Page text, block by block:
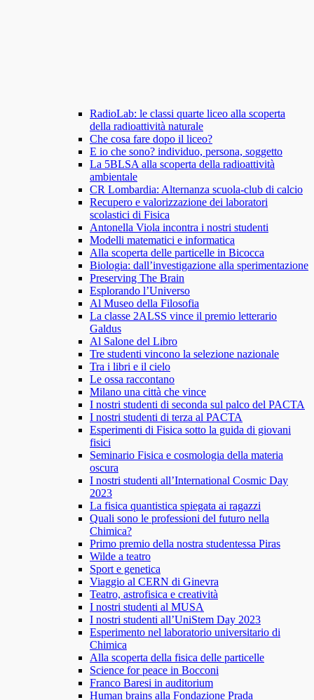
RadioLab: le classi quarte liceo alla scoperta
della radioattività naturale
Che cosa fare dopo il liceo?
E io che sono? individuo, persona, soggetto
La 5BLSA alla scoperta della radioattività
ambientale
CR Lombardia: Alternanza scuola-club di calcio
Recupero e valorizzazione dei laboratori
scolastici di Fisica
Antonella Viola incontra i nostri studenti
Modelli matematici e informatica
Alla scoperta delle particelle in Bicocca
Biologia: dall’investigazione alla sperimentazione
Preserving The Brain
Esplorando l’Universo
Al Museo della Filosofia
La classe 2ALSS vince il premio letterario
Galdus
Al Salone del Libro
Tre studenti vincono la selezione nazionale
Tra i libri e il cielo
Le ossa raccontano
Milano una città che vince
I nostri studenti di seconda sul palco del PACTA
I nostri studenti di terza al PACTA
Esperimenti di Fisica sotto la guida di giovani
fisici
Seminario Fisica e cosmologia della materia
oscura
I nostri studenti all’International Cosmic Day
2023
La fisica quantistica spiegata ai ragazzi
Quali sono le professioni del futuro nella
Chimica?
Primo premio della nostra studentessa Piras
Wilde a teatro
Sport e genetica
Viaggio al CERN di Ginevra
Teatro, astrofisica e creatività
I nostri studenti al MUSA
I nostri studenti all’UniStem Day 2023
Esperimento nel laboratorio universitario di
Chimica
Alla scoperta della fisica delle particelle
Science for peace in Bocconi
Franco Baresi in auditorium
Human brains alla Fondazione Prada